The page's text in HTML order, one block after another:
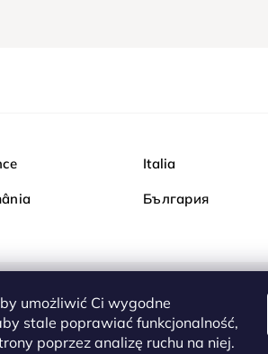
umożliwić Ci wygodne
stale poprawiać funkcjonalność,
poprzez analizę ruchu na niej.
Italia
България
Kupuj
są całkowicie